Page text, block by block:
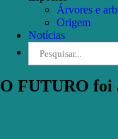
Árvores e
Origem
Notícias
O FUTURO foi